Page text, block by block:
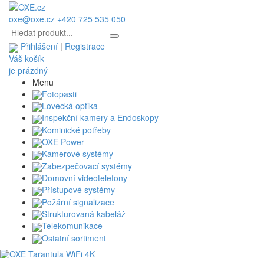
oxe@oxe.cz +420 725 535 050
Přihlášení | Registrace
Váš košík
je prázdný
Menu
Fotopasti
Lovecká optika
Inspekční kamery a Endoskopy
Kominické potřeby
OXE Power
Kamerové systémy
Zabezpečovací systémy
Domovní videotelefony
Přístupové systémy
Požární signalizace
Strukturovaná kabeláž
Telekomunikace
Ostatní sortiment